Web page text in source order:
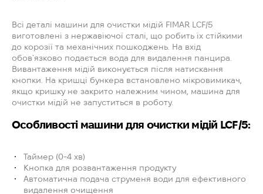
Всі деталі машини для очистки мідій FIMAR LCF/5
виготовлені з нержавіючої сталі, що робить їх стійкими
до корозії та механічних пошкоджень. На вхід
обов`язково подається вода для видалення панцира.
Вивантаження мідій виконується після натискання
кнопки. На кришці бункера встановлено мікровимикач,
якщо кришку не закрито належним чином, машина для
очистки мідій не запуститься в роботу.
Особливості машини для очистки мідій LCF/5:
Таймер (0-4 хв)
Кнопка для розвантаження продукту
Автоматична подача струменя води для ефективного
видалення очищення